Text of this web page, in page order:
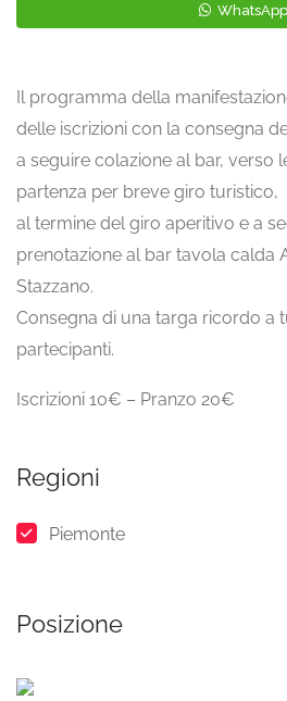
WhatsApp
Il programma della
delle iscrizioni con la consegna
a seguire colazione al bar, verso
partenza per breve giro turistico,
al termine del giro aperitivo e a
prenotazione al bar tavola calda
Stazzano.
Consegna di una targa ricordo a
partecipanti.
Iscrizioni 10€ – Pranzo 20€
Regioni
Piemonte
Posizione